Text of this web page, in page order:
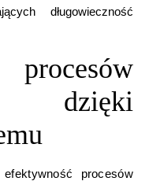
długowieczność
dzięki
procesów